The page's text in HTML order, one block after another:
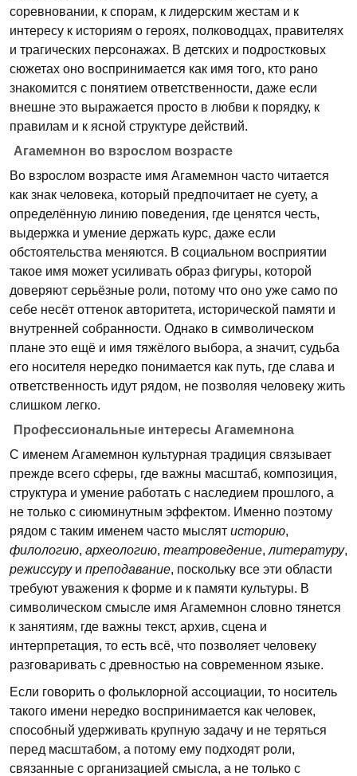
соревновании, к спорам, к лидерским жестам и к
интересу к историям о героях, полководцах, правителях
и трагических персонажах. В детских и подростковых
сюжетах оно воспринимается как имя того, кто рано
знакомится с понятием ответственности, даже если
внешне это выражается просто в любви к порядку, к
правилам и к ясной структуре действий.
Агамемнон во взрослом возрасте
Во взрослом возрасте имя Агамемнон часто читается
как знак человека, который предпочитает не суету, а
определённую линию поведения, где ценятся честь,
выдержка и умение держать курс, даже если
обстоятельства меняются. В социальном восприятии
такое имя может усиливать образ фигуры, которой
доверяют серьёзные роли, потому что оно уже само по
себе несёт оттенок авторитета, исторической памяти и
внутренней собранности. Однако в символическом
плане это ещё и имя тяжёлого выбора, а значит, судьба
его носителя нередко понимается как путь, где слава и
ответственность идут рядом, не позволяя человеку жить
слишком легко.
Профессиональные интересы Агамемнона
С именем Агамемнон культурная традиция связывает
прежде всего сферы, где важны масштаб, композиция,
структура и умение работать с наследием прошлого, а
не только с сиюминутным эффектом. Именно поэтому
рядом с таким именем часто мыслят историю,
филологию, археологию, театроведение, литературу,
режиссуруи преподавание, поскольку все эти области
требуют уважения к форме и к памяти культуры. В
символическом смысле имя Агамемнон словно тянется
к занятиям, где важны текст, архив, сцена и
интерпретация, то есть всё, что позволяет человеку
разговаривать с древностью на современном языке.
Если говорить о фольклорной ассоциации, то носитель
такого имени нередко воспринимается как человек,
способный удерживать крупную задачу и не теряться
перед масштабом, а потому ему подходят роли,
связанные с организацией смысла, а не только с